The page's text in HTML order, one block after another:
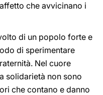
che avvicinano i
di un popolo forte e
di sperimentare
Nel cuore
solidarietà non sono
che contano e danno